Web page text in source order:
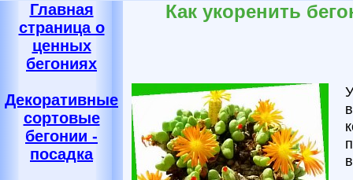
Главная
страница о
ценных
бегониях
Декоративные
сортовые
бегонии -
посадка
Как укоренить